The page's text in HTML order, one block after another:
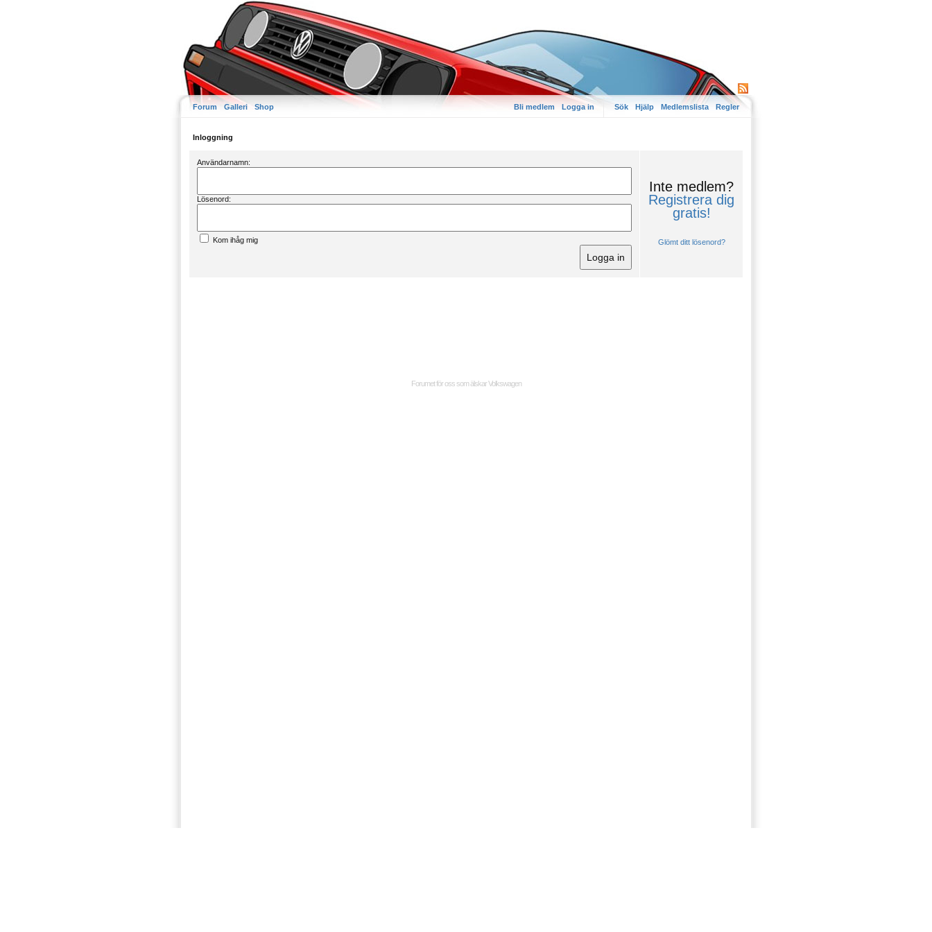
Forum Galleri Shop Bli medlem Logga in Sök Hjälp Medlemslista Regler
Inloggning
Användarnamn:
Lösenord:
Kom ihåg mig
Inte medlem?
Registrera dig
gratis!
Glömt ditt lösenord?
Forumet för oss som älskar Volkswagen